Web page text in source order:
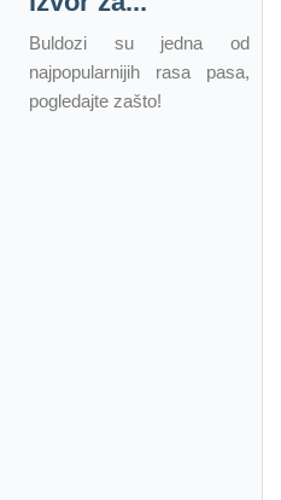
Buldozi su jedna od
najpopularnijih rasa pasa,
pogledajte zašto!